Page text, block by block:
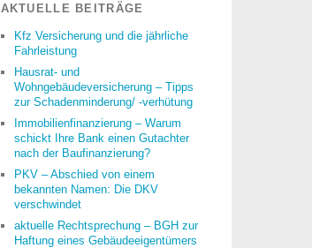
AKTUELLE BEITRÄGE
Kfz Versicherung und die jährliche
Fahrleistung
Hausrat- und
Wohngebäudeversicherung – Tipps
zur Schadenminderung/ -verhütung
Immobilienfinanzierung – Warum
schickt Ihre Bank einen Gutachter
nach der Baufinanzierung?
PKV – Abschied von einem
bekannten Namen: Die DKV
verschwindet
aktuelle Rechtsprechung – BGH zur
Haftung eines Gebäudeeigentümers